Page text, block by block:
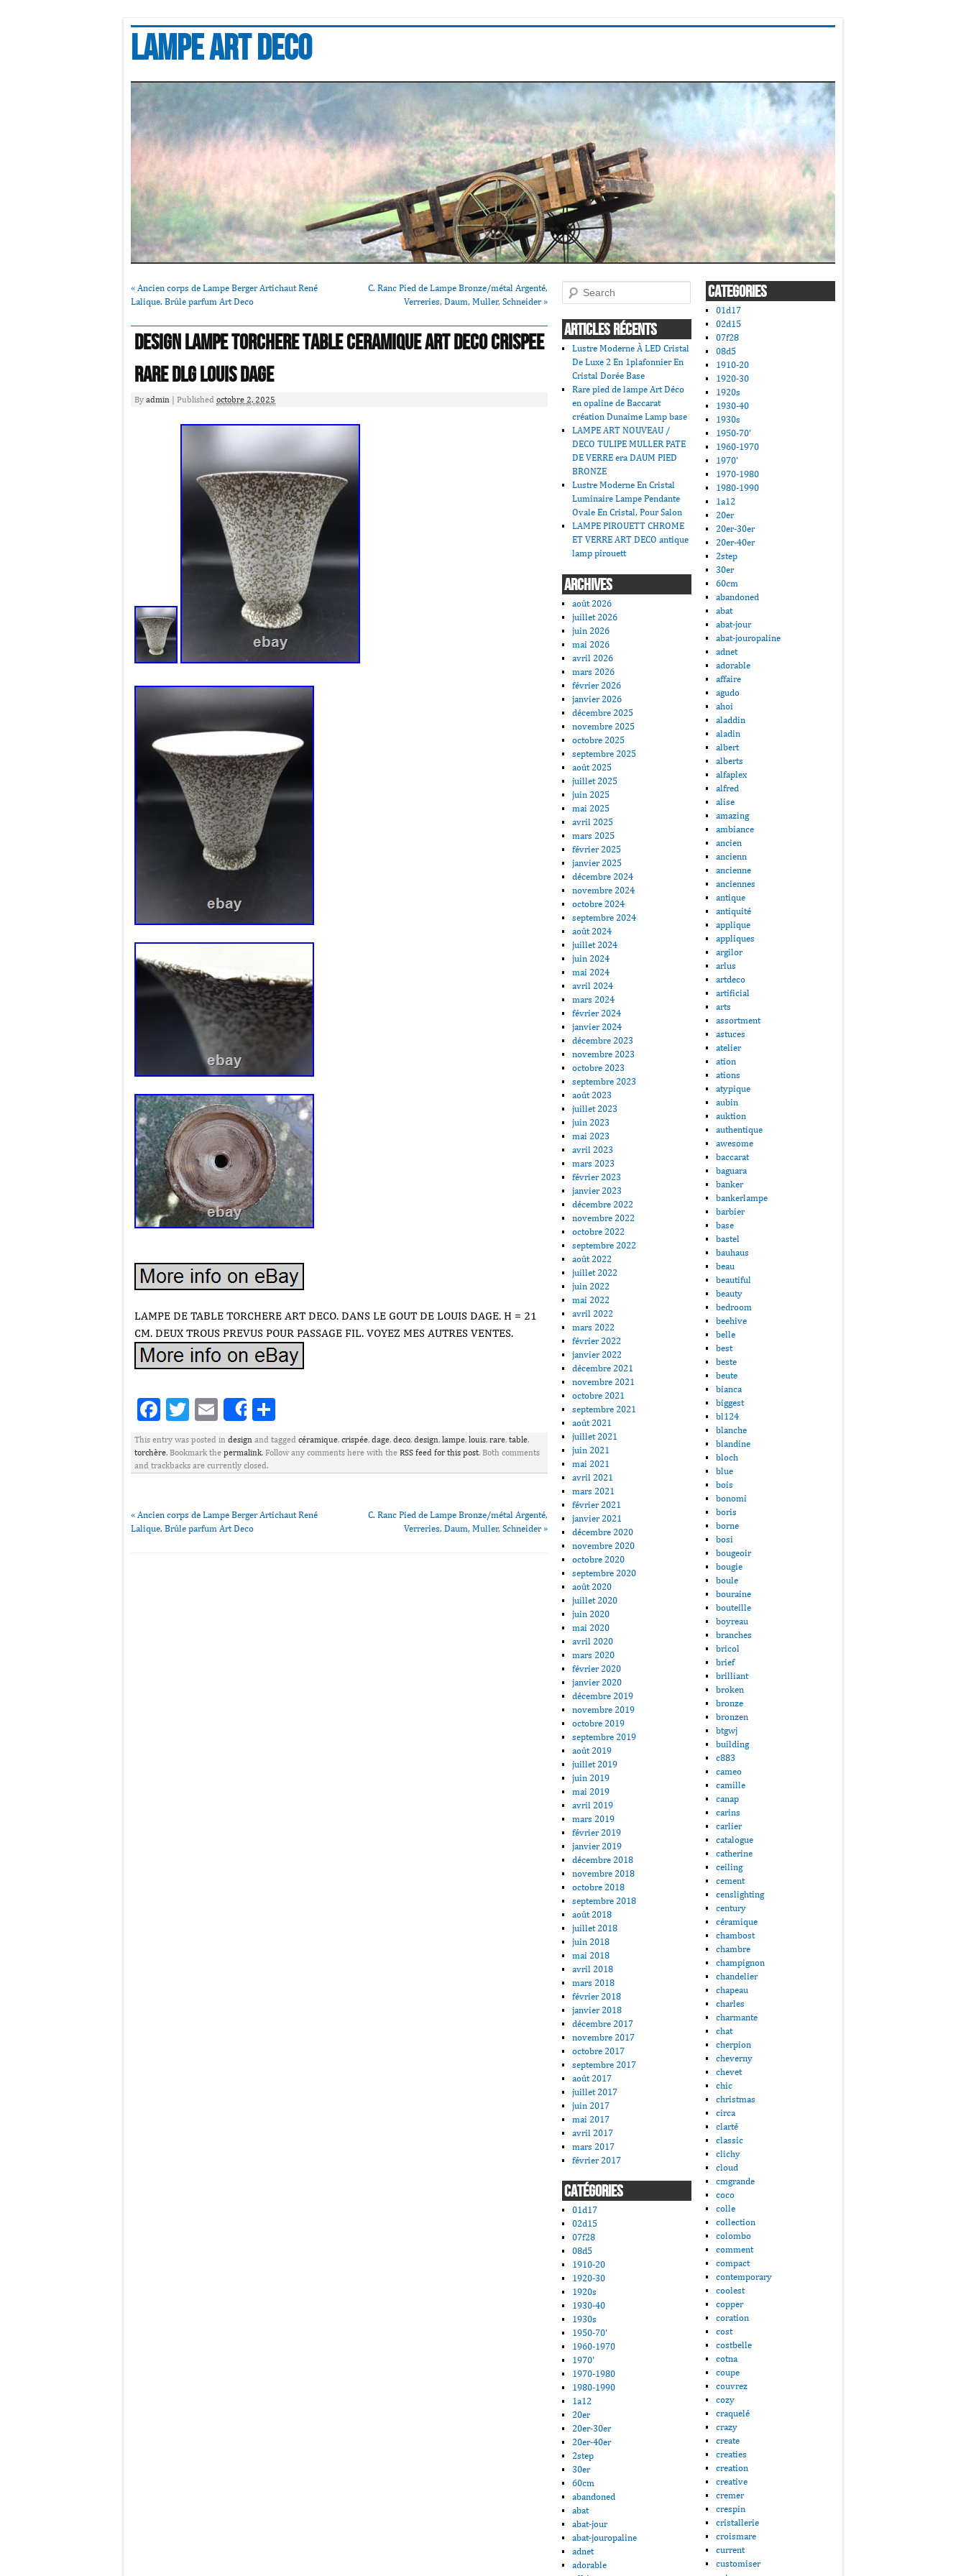
Lampe art deco
« Ancien corps de Lampe Berger Artichaut René
Lalique. Brûle parfum Art Deco
C. Ranc Pied de Lampe Bronze/métal Argenté,
Verreries, Daum, Muller, Schneider»
Design Lampe Torchere Table Ceramique Art Deco Crispee
Rare Dlg Louis Dage
By admin Published octobre 2, 2025
LAMPE DE TABLE TORCHERE ART DECO. DANS LE GOUT DE LOUIS DAGE. H = 21
CM. DEUX TROUS PREVUS POUR PASSAGE FIL. VOYEZ MES AUTRES VENTES.
Facebook
Twitter
EmailShare
This entry was posted in design and tagged céramique, crispée, dage, deco, design, lampe, louis, rare, table,
torchère. Bookmark the permalink. Follow any comments here with the RSS feed for this post. Both comments
and trackbacks are currently closed.
« Ancien corps de Lampe Berger Artichaut René
Lalique. Brûle parfum Art Deco
C. Ranc Pied de Lampe Bronze/métal Argenté,
Verreries, Daum, Muller, Schneider»
Search
ARTICLES RÉCENTS
Lustre Moderne À LED Cristal
De Luxe 2 En 1plafonnier En
Cristal Dorée Base
Rare pied de lampe Art Déco
en opaline de Baccarat
création Dunaime Lamp base
LAMPE ART NOUVEAU /
DECO TULIPE MULLER PATE
DE VERRE era DAUM PIED
BRONZE
Lustre Moderne En Cristal
Luminaire Lampe Pendante
Ovale En Cristal, Pour Salon
LAMPE PIROUETT CHROME
ET VERRE ART DECO antique
lamp pirouett
ARCHIVES
août 2026
juillet 2026
juin 2026
mai 2026
avril 2026
mars 2026
février 2026
janvier 2026
décembre 2025
novembre 2025
octobre 2025
septembre 2025
août 2025
juillet 2025
juin 2025
mai 2025
avril 2025
mars 2025
février 2025
janvier 2025
décembre 2024
novembre 2024
octobre 2024
septembre 2024
août 2024
juillet 2024
juin 2024
mai 2024
avril 2024
mars 2024
février 2024
janvier 2024
décembre 2023
novembre 2023
octobre 2023
septembre 2023
août 2023
juillet 2023
juin 2023
mai 2023
avril 2023
mars 2023
février 2023
janvier 2023
décembre 2022
novembre 2022
octobre 2022
septembre 2022
août 2022
juillet 2022
juin 2022
mai 2022
avril 2022
mars 2022
février 2022
janvier 2022
décembre 2021
novembre 2021
octobre 2021
septembre 2021
août 2021
juillet 2021
juin 2021
mai 2021
avril 2021
mars 2021
février 2021
janvier 2021
décembre 2020
novembre 2020
octobre 2020
septembre 2020
août 2020
juillet 2020
juin 2020
mai 2020
avril 2020
mars 2020
février 2020
janvier 2020
décembre 2019
novembre 2019
octobre 2019
septembre 2019
août 2019
juillet 2019
juin 2019
mai 2019
avril 2019
mars 2019
février 2019
janvier 2019
décembre 2018
novembre 2018
octobre 2018
septembre 2018
août 2018
juillet 2018
juin 2018
mai 2018
avril 2018
mars 2018
février 2018
janvier 2018
décembre 2017
novembre 2017
octobre 2017
septembre 2017
août 2017
juillet 2017
juin 2017
mai 2017
avril 2017
mars 2017
février 2017
CATÉGORIES
01d17
02d15
07f28
08d5
1910-20
1920-30
1920s
1930-40
1930s
1950-70'
1960-1970
1970'
1970-1980
1980-1990
1a12
20er
20er-30er
20er-40er
2step
30er
60cm
abandoned
abat
abat-jour
abat-jouropaline
adnet
adorable
CATEGORIES
01d17
02d15
07f28
08d5
1910-20
1920-30
1920s
1930-40
1930s
1950-70'
1960-1970
1970'
1970-1980
1980-1990
1a12
20er
20er-30er
20er-40er
2step
30er
60cm
abandoned
abat
abat-jour
abat-jouropaline
adnet
adorable
affaire
agudo
ahoi
aladdin
aladin
albert
alberts
alfaplex
alfred
alise
amazing
ambiance
ancien
ancienn
ancienne
anciennes
antique
antiquité
applique
appliques
argilor
arlus
artdeco
artificial
arts
assortment
astuces
atelier
ation
ations
atypique
aubin
auktion
authentique
awesome
baccarat
baguara
banker
bankerlampe
barbier
base
bastel
bauhaus
beau
beautiful
beauty
bedroom
beehive
belle
best
beste
beute
bianca
biggest
bl124
blanche
blandine
bloch
blue
bois
bonomi
boris
borne
bosi
bougeoir
bougie
boule
bouraine
bouteille
boyreau
branches
bricol
brief
brilliant
broken
bronze
bronzen
btgwj
building
c883
cameo
camille
canap
carins
carlier
catalogue
catherine
ceiling
cement
censlighting
century
céramique
chambost
chambre
champignon
chandelier
chapeau
charles
charmante
chat
cherpion
cheverny
chevet
chic
christmas
circa
clarté
classic
clichy
cloud
cmgrande
coco
colle
collection
colombo
comment
compact
contemporary
coolest
copper
coration
cost
costbelle
cotna
coupe
couvrez
cozy
craquelé
crazy
create
creaties
creation
creative
cremer
crespin
cristallerie
croismare
current
customiser